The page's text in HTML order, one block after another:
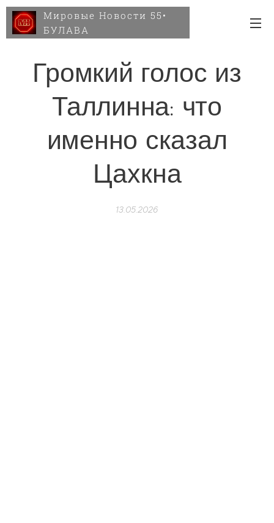
Мировые Новости 55•
БУЛАВА
Громкий голос из
Таллинна: что
именно сказал
Цахкна
13.05.2026